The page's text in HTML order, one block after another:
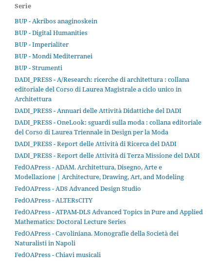
Serie
BUP - Akribos anaginoskein
BUP - Digital Humanities
BUP - Imperialiter
BUP - Mondi Mediterranei
BUP - Strumenti
DADI_PRESS - A/Research: ricerche di architettura : collana
editoriale del Corso di Laurea Magistrale a ciclo unico in
Architettura
DADI_PRESS - Annuari delle Attività Didattiche del DADI
DADI_PRESS - OneLook: sguardi sulla moda : collana editoriale
del Corso di Laurea Triennale in Design per la Moda
DADI_PRESS - Report delle Attività di Ricerca del DADI
DADI_PRESS - Report delle Attività di Terza Missione del DADI
FedOAPress - ADAM. Architettura, Disegno, Arte e
Modellazione | Architecture, Drawing, Art, and Modeling
FedOAPress - ADS Advanced Design Studio
FedOAPress - ALTERsCITY
FedOAPress - ATPAM-DLS Advanced Topics in Pure and Applied
Mathematics: Doctoral Lecture Series
FedOAPress - Cavoliniana. Monografie della Società dei
Naturalisti in Napoli
FedOAPress - Chiavi musicali